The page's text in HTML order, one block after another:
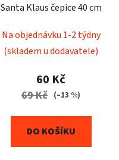
Santa Klaus čepice 40 cm
Na objednávku 1-2 týdny
(skladem u dodavatele)
60 Kč
69 Kč (–13 %)
DO KOŠÍKU